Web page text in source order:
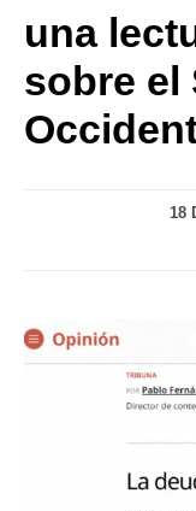
una
sobre el
18